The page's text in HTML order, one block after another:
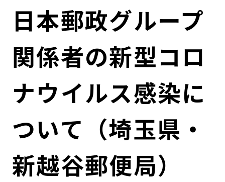
コンプライアンス
ガバナンス
コンダクト向上の取組み
ローカル共創イニシアティブ
個人投資家のみなさまへ
株式情報
財務情報・IR資料
IRニュース
IRカレンダー
担当役員メッセージ
サステナビリティマネジメント
持続可能な金融のフレームワーク
環境
日本郵政グループ
関係者の新型コロ
ナウイルス感染に
ついて（埼玉県・
新越谷郵便局）